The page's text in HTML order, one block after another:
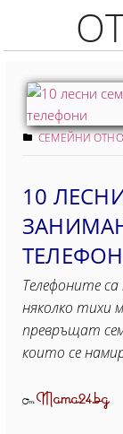
СЕМЕЙНИ
10
Телефоните
няколко тихи
превръщат
които се
ОтMama24.bg